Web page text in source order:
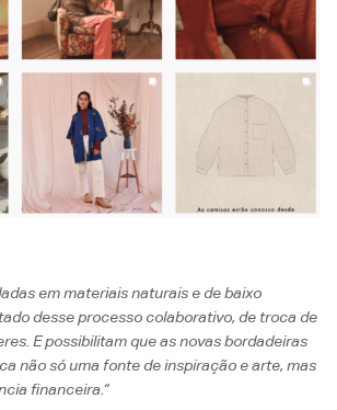
em materiais naturais e de baixo
desse processo colaborativo, de troca de
E possibilitam que as novas bordadeiras
não só uma fonte de inspiração e arte, mas
financeira.“